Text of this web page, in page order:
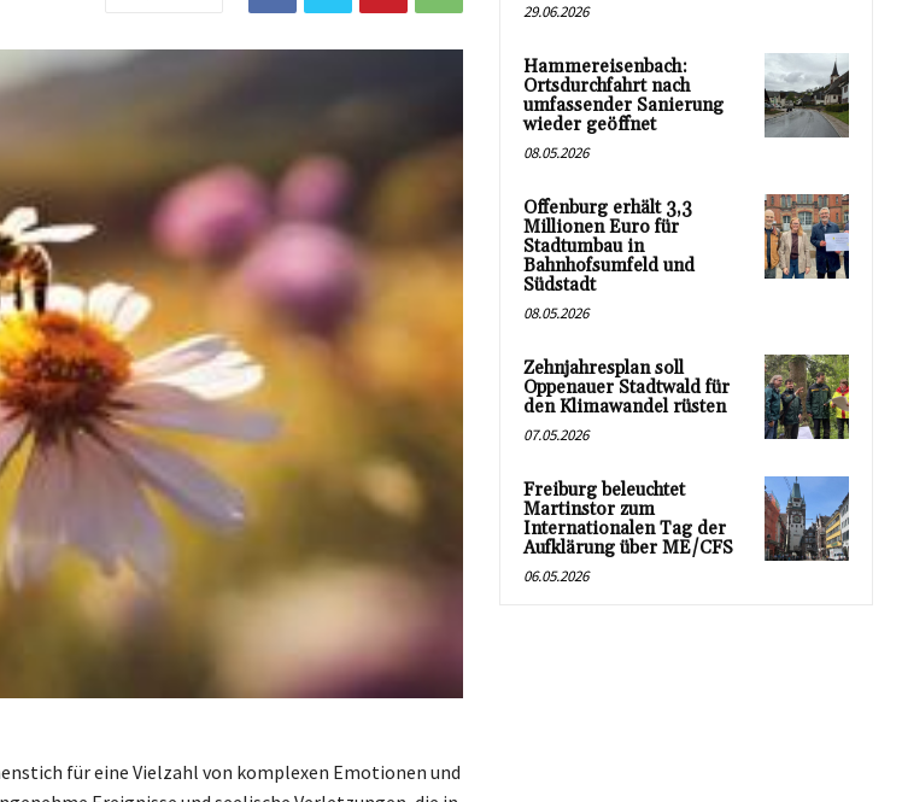
für eine Vielzahl von komplexen Emotionen und
29.06.2026
Hammereisenbach:
Ortsdurchfahrt nach
umfassender Sanierung
wieder geöffnet
08.05.2026
Offenburg erhält 3,3
Millionen Euro für
Stadtumbau in
Bahnhofsumfeld und
Südstadt
08.05.2026
Zehnjahresplan soll
Oppenauer Stadtwald für
den Klimawandel rüsten
07.05.2026
Freiburg beleuchtet
Martinstor zum
Internationalen Tag der
Aufklärung über ME/CFS
06.05.2026